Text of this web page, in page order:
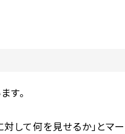
す。
対して何を見せるか」とマー